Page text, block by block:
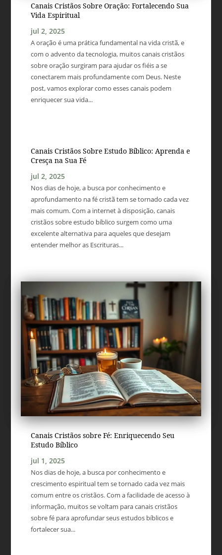
Canais Cristãos Sobre Oração: Fortalecendo Sua
Vida Espiritual
jul 2, 2025
A oração é uma prática fundamental na vida cristã, e
com o advento da tecnologia, muitos canais cristãos
sobre oração surgiram para ajudar os fiéis a se
conectarem mais profundamente com Deus. Neste
post, vamos explorar como esses canais podem
enriquecer sua vida...
Canais Cristãos Sobre Estudo Bíblico: Aprenda e
Cresça na Sua Fé
jul 2, 2025
Nos dias de hoje, a busca por conhecimento e
aprofundamento na fé cristã tem se tornado cada vez
mais comum. Com a internet à disposição, canais
cristãos sobre estudo bíblico surgem como uma
excelente alternativa para aqueles que desejam
entender melhor as Escrituras...
Canais Cristãos sobre Fé: Enriquecendo Seu
Estudo Bíblico
jul 1, 2025
Nos dias de hoje, a busca por conhecimento e
crescimento espiritual tem se tornado cada vez mais
comum entre os cristãos. Com a facilidade de acesso à
informação, muitos se voltam para canais cristãos
sobre fé para aprofundar seus estudos bíblicos e
fortalecer sua...